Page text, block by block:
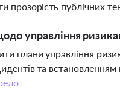
прозорість публічних
управління
плани управління
та